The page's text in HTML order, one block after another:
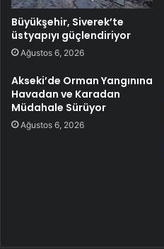
Büyükşehir, Siverek’te
üstyapıyı güçlendiriyor
Ağustos 6, 2026
Akseki’de Orman Yangınına
Havadan ve Karadan
Müdahale Sürüyor
Ağustos 6, 2026